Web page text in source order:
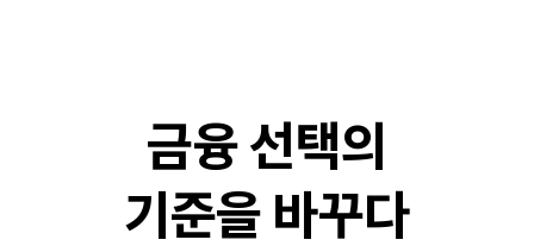
금융 선택의
기준을 바꾸다